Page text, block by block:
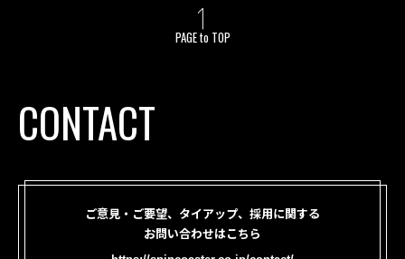
PAGE to TOP
CONTACT
ご意見・ご要望、タイアップ、採用に関する
お問い合わせはこちら